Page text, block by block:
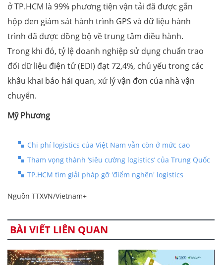
ở TP.HCM là 99% phương tiện vận tải đã được gắn
hộp đen giám sát hành trình GPS và dữ liệu hành
trình đã được đồng bộ về trung tâm điều hành.
Trong khi đó, tỷ lệ doanh nghiệp sử dụng chuẩn trao
đổi dữ liệu điện tử (EDI) đạt 72,4%, chủ yếu trong các
khâu khai báo hải quan, xử lý vận đơn của nhà vận
chuyển.
Mỹ Phương
Chi phí logistics của Việt Nam vẫn còn ở mức cao
Tham vọng thành ‘siêu cường logistics’ của Trung Quốc
TP.HCM tìm giải pháp gỡ 'điểm nghẽn' logistics
Nguồn TTXVN/Vietnam+
BÀI VIẾT LIÊN QUAN